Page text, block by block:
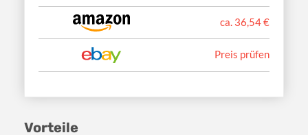
ca. 36,54 €
Preis prüfen
Vorteile